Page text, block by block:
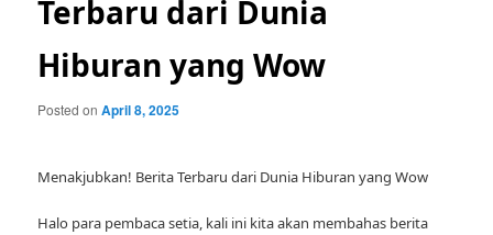
Terbaru dari Dunia
Hiburan yang Wow
Posted onApril 8, 2025
Menakjubkan! Berita Terbaru dari Dunia Hiburan yang Wow
Halo para pembaca setia, kali ini kita akan membahas berita